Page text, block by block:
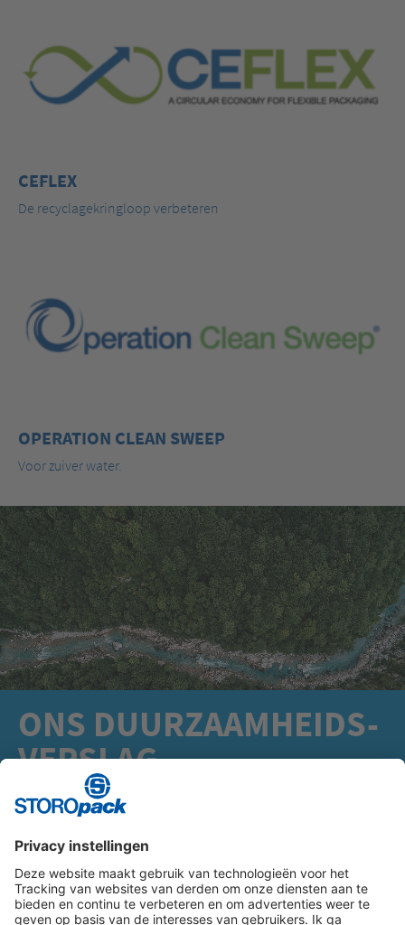
CEFLEX
De recyclagekringloop verbeteren
OPERATION CLEAN SWEEP
Voor zuiver water.
ONS DUURZAAMHEIDS-
VERSLAG